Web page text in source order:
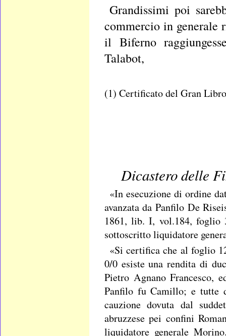
Grandissimi poi
commercio in generale
il Biferno
Talabot,
(1) Certificato del Gran
Dicastero delle
«In esecuzione di ordine
avanzata da Panfilo De
1861, lib. I, vol.184, foglio
sottoscritto liquidatore
«Si certifica che al foglio
0/0 esiste una rendita di
Pietro Agnano Francesco,
Panfilo fu Camillo; e tutte
cauzione dovuta dal
abruzzese pei confini
liquidatore generale